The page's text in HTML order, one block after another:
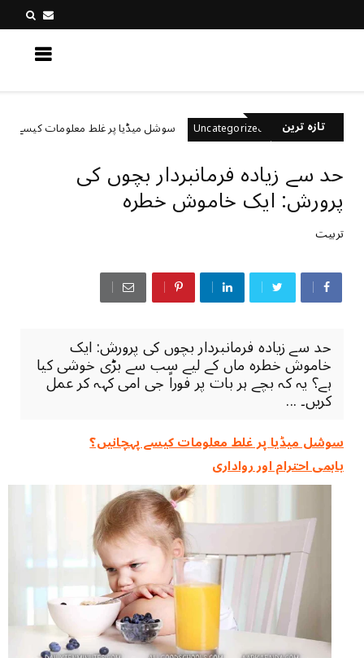
تازہ ترینUncategorized سوشل میڈیا پر غلط معلومات کیسے پہچانیں؟
حد سے زیادہ فرمانبردار بچوں کی
پرورش: ایک خاموش خطرہ
تربیت
حد سے زیادہ فرمانبردار بچوں کی پرورش: ایک
خاموش خطرہ ماں کے لیے سب سے بڑی خوشی کیا
ہے؟ یہ کہ بچے ہر بات پر فوراً جی امی کہہ کر عمل
کریں۔ ...
سوشل میڈیا پر غلط معلومات کیسے پہچانیں؟
باہمی احترام اور رواداری